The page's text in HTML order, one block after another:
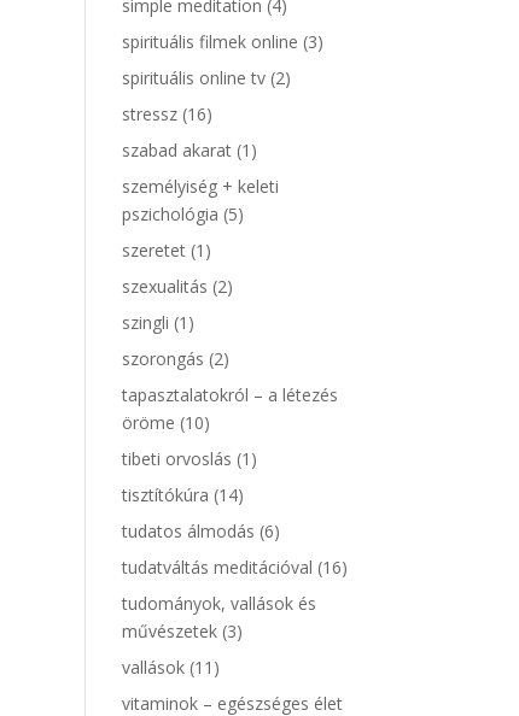
simple meditation (4)
spirituális filmek online (3)
spirituális online tv (2)
stressz (16)
szabad akarat (1)
személyiség + keleti
pszichológia (5)
szeretet (1)
szexualitás (2)
szingli (1)
szorongás (2)
tapasztalatokról – a létezés
öröme (10)
tibeti orvoslás (1)
tisztítókúra (14)
tudatos álmodás (6)
tudatváltás meditációval (16)
tudományok, vallások és
művészetek (3)
vallások (11)
vitaminok – egészséges élet